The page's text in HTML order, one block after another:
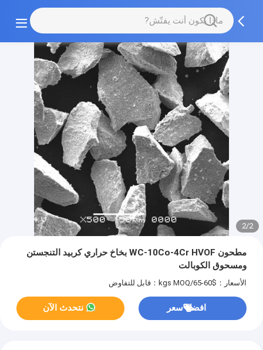
2/2
مطحون WC-10Co-4Cr HVOF بخاخ حراري كربيد التنجستن
ومسحوق الكوبالت
الأسعار：$60-65/kgs MOQ：قابل للتفاوض
افضل سعر نتحدث الآن